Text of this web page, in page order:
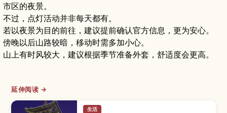
市区的夜景。
不过，点灯活动并非每天都有。
若以夜景为目的前往，建议提前确认官方信息，更为安心。
傍晚以后山路较暗，移动时需多加小心。
山上有时风较大，建议根据季节准备外套，舒适度会更高。
延伸阅读 →
生活